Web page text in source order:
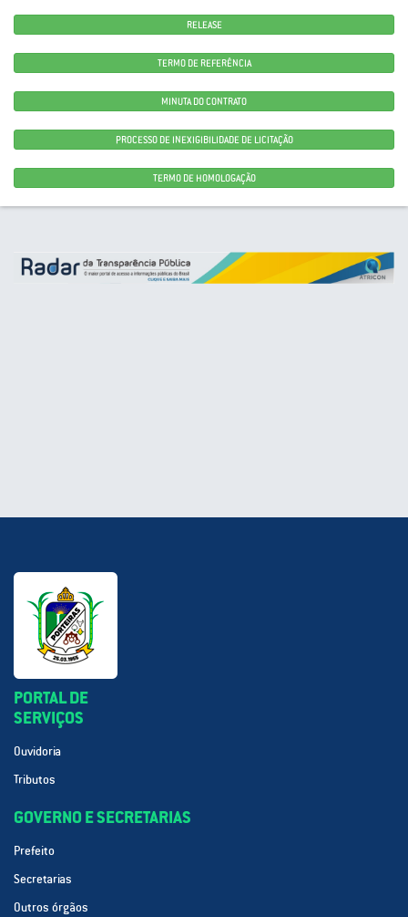
RELEASE
TERMO DE REFERÊNCIA
MINUTA DO CONTRATO
PROCESSO DE INEXIGIBILIDADE DE LICITAÇÃO
TERMO DE HOMOLOGAÇÃO
PORTAL DE
SERVIÇOS
Ouvidoria
Tributos
GOVERNO E SECRETARIAS
Prefeito
Secretarias
Outros órgãos